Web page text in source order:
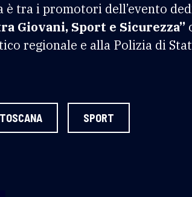
è tra i promotori dell’evento
Giovani, Sport e Sicurezza”
regionale e alla Polizia di
SPORT